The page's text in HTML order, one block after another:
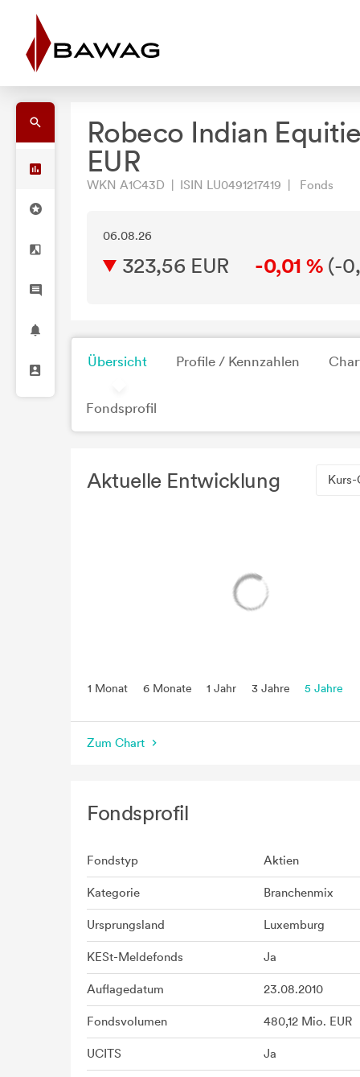
Robeco Indian
EUR
WKN A1C43D | ISIN LU0491217419 | Fonds
06.08.26
323,56 EUR -0,01 % (-
Übersicht Profile / Kennzahlen
Fondsprofil
Aktuelle Entwicklung Kurs-
1 Monat 6 Monate 1 Jahr 3 Jahre 5 Jahre
Zum Chart
Fondsprofil
Fondstyp Aktien
Kategorie Branchenmix
Ursprungsland Luxemburg
KESt-Meldefonds Ja
Auflagedatum 23.08.2010
Fondsvolumen 480,12 Mio. EUR
UCITS Ja